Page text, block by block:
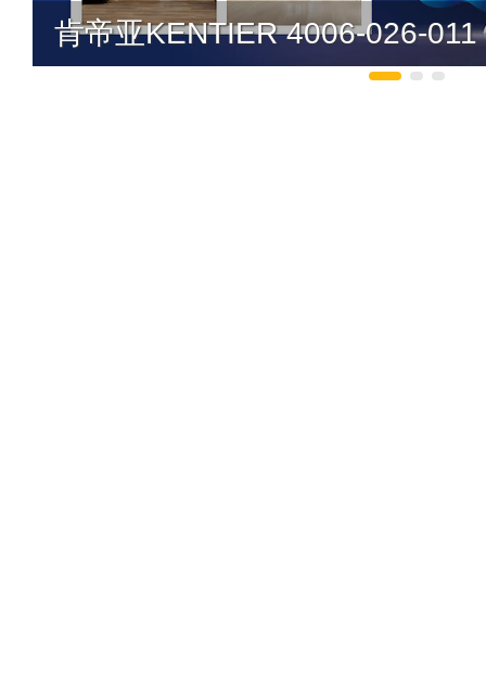
肯帝亚KENTIER 4006-026-011